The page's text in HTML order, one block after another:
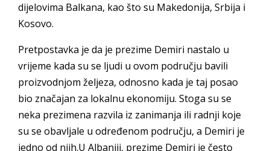
dijelovima Balkana, kao što su Makedonija, Srbija i
Kosovo.
Pretpostavka je da je prezime Demiri nastalo u
vrijeme kada su se ljudi u ovom području bavili
proizvodnjom željeza, odnosno kada je taj posao
bio značajan za lokalnu ekonomiju. Stoga su se
neka prezimena razvila iz zanimanja ili radnji koje
su se obavljale u određenom području, a Demiri je
jedno od njih.U Albaniji, prezime Demiri je često